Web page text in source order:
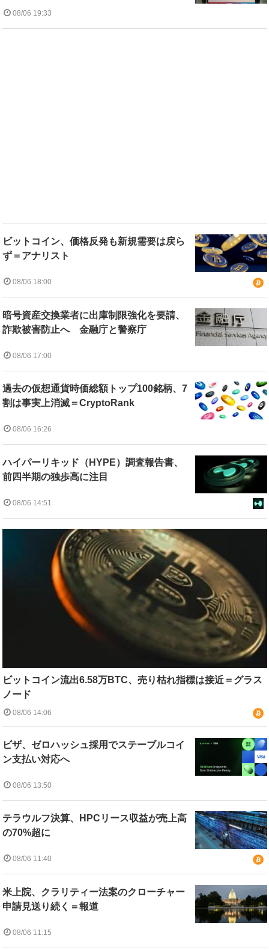
08/06 19:33
ビットコイン、価格反発も新規需要は戻ら
ず＝アナリスト
08/06 18:00
暗号資産交換業者に出庫制限強化を要請、
詐欺被害防止へ 金融庁と警察庁
08/06 17:00
過去の仮想通貨時価総額トップ100銘柄、7
割は事実上消滅＝CryptoRank
08/06 16:26
ハイパーリキッド（HYPE）調査報告書、
前四半期の独歩高に注目
08/06 14:51
ビットコイン流出6.58万BTC、売り枯れ指標は接近＝グラス
ノード
08/06 14:06
ビザ、ゼロハッシュ採用でステーブルコイ
ン支払い対応へ
08/06 13:50
テラウルフ決算、HPCリース収益が売上高
の70%超に
08/06 11:40
米上院、クラリティー法案のクローチャー
申請見送り続く＝報道
08/06 11:15